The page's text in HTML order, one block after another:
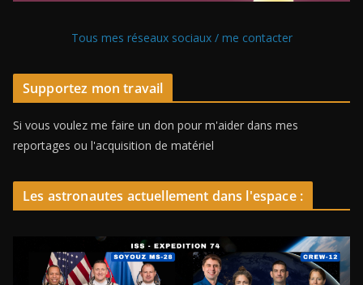
Tous mes réseaux sociaux / me contacter
Supportez mon travail
Si vous voulez me faire un don pour m'aider dans mes
reportages ou l'acquisition de matériel
Les astronautes actuellement dans l'espace :